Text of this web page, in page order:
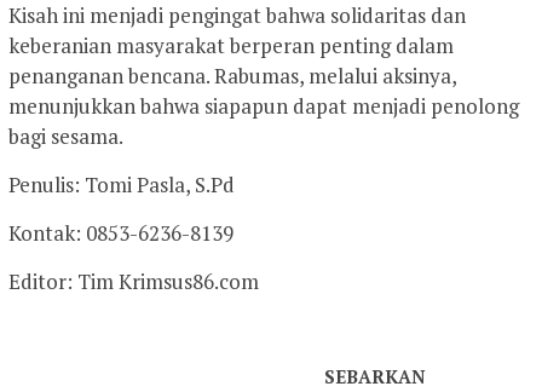
Kisah ini menjadi pengingat bahwa solidaritas dan
keberanian masyarakat berperan penting dalam
penanganan bencana. Rabumas, melalui aksinya,
menunjukkan bahwa siapapun dapat menjadi penolong
bagi sesama.
Penulis: Tomi Pasla, S.Pd
Kontak: 0853-6236-8139
Editor: Tim Krimsus86.com
SEBARKAN